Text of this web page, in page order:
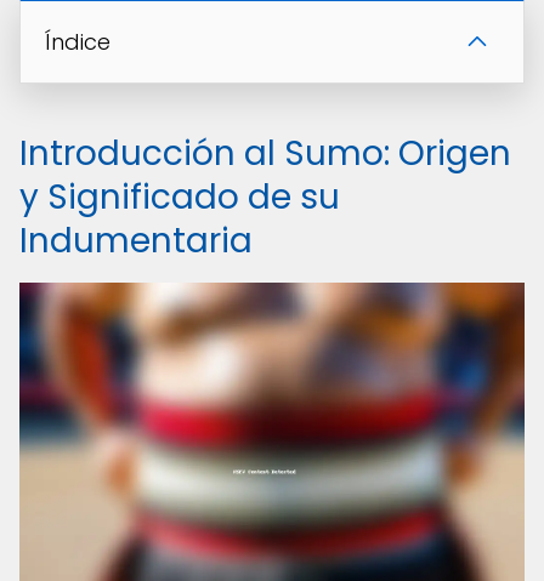
Índice
Introducción al Sumo: Origen
y Significado de su
Indumentaria